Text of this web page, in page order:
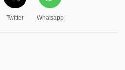
Twitter Whatsapp